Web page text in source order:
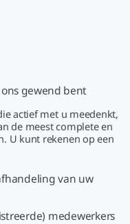
gewend bent
actief met u meedenkt,
de meest complete en
U kunt rekenen op een
van uw
medewerkers